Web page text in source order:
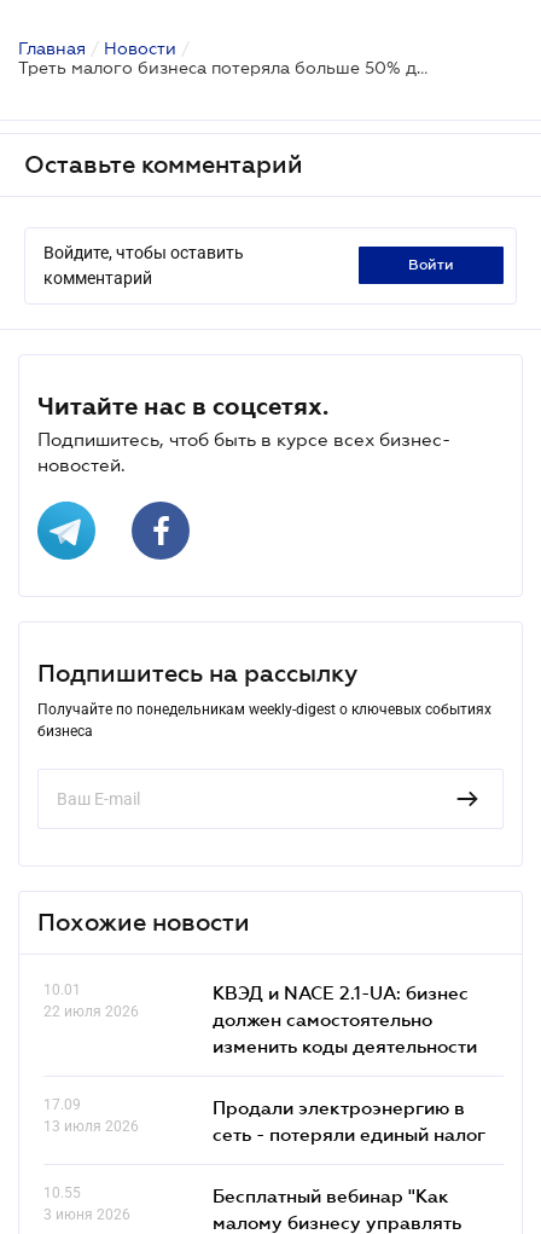
Главная / Новости /
Треть малого бизнеса потеряла больше 50% доходов
Оставьте комментарий
Войдите, чтобы оставить
комментарий
войти
Читайте нас в соцсетях.
Подпишитесь, чтоб быть в курсе всех бизнес-
новостей.
Подпишитесь на рассылку
Получайте по понедельникам weekly-digest о ключевых событиях
бизнеса
Похожие новости
10.01
22 июля 2026
КВЭД и NACE 2.1-UA: бизнес
должен самостоятельно
изменить коды деятельности
17.09
13 июля 2026
Продали электроэнергию в
сеть - потеряли единый налог
10.55
3 июня 2026
Бесплатный вебинар "Как
малому бизнесу управлять